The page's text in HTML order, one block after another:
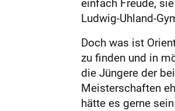
Ludwig-Uhland-
Doch was ist
zu finden und in
die Jüngere der
Meisterschaften
hätte es gerne